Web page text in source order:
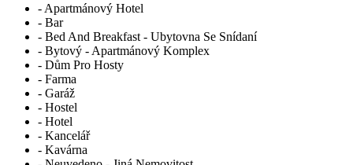
- Apartmánový Hotel
- Bar
- Bed And Breakfast - Ubytovna Se Snídaní
- Bytový - Apartmánový Komplex
- Dům Pro Hosty
- Farma
- Garáž
- Hostel
- Hotel
- Kancelář
- Kavárna